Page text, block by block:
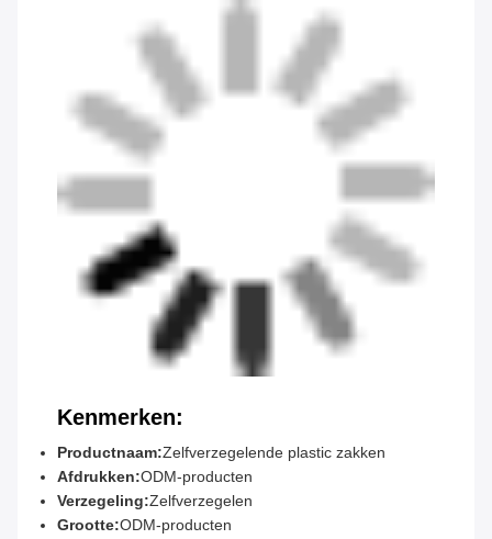
Kenmerken:
Productnaam:Zelfverzegelende plastic zakken
Afdrukken:ODM-producten
Verzegeling:Zelfverzegelen
Grootte:ODM-producten